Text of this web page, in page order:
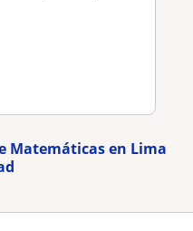
Matemáticas en Lima